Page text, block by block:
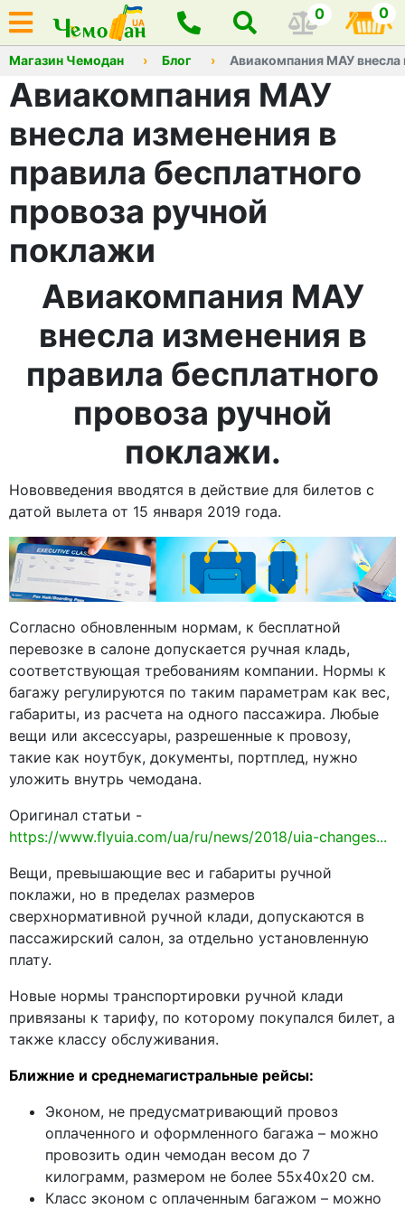
0 0
Магазин Чемодан Блог Авиакомпания МАУ внесла
Авиакомпания МАУ
внесла изменения в
правила бесплатного
провоза ручной
поклажи
Авиакомпания МАУ
внесла изменения в
правила бесплатного
провоза ручной
поклажи.
Нововведения вводятся в действие для билетов с
датой вылета от 15 января 2019 года.
Согласно обновленным нормам, к бесплатной
перевозке в салоне допускается ручная кладь,
соответствующая требованиям компании. Нормы к
багажу регулируются по таким параметрам как вес,
габариты, из расчета на одного пассажира. Любые
вещи или аксессуары, разрешенные к провозу,
такие как ноутбук, документы, портплед, нужно
уложить внутрь чемодана.
Оригинал статьи -
https://www.flyuia.com/ua/ru/news/2018/uia-changes...
Вещи, превышающие вес и габариты ручной
поклажи, но в пределах размеров
сверхнормативной ручной клади, допускаются в
пассажирский салон, за отдельно установленную
плату.
Новые нормы транспортировки ручной клади
привязаны к тарифу, по которому покупался билет, а
также классу обслуживания.
Ближние и среднемагистральные рейсы:
Эконом, не предусматривающий провоз
оплаченного и оформленного багажа – можно
провозить один чемодан весом до 7
килограмм, размером не более 55х40х20 см.
Класс эконом с оплаченным багажом – можно